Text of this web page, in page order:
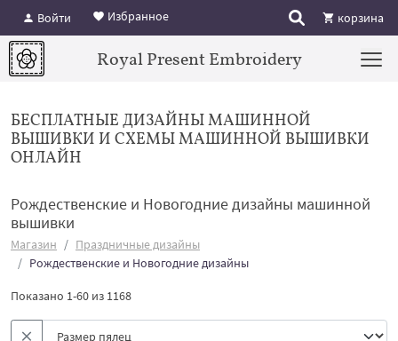
Войти Избранное корзина
Royal Present Embroidery
БЕСПЛАТНЫЕ ДИЗАЙНЫ МАШИННОЙ
ВЫШИВКИ И СХЕМЫ МАШИННОЙ ВЫШИВКИ
ОНЛАЙН
Рождественские и Новогодние дизайны машинной
вышивки
Магазин
Праздничные дизайны
Рождественские и Новогодние дизайны
Показано 1-60 из 1168